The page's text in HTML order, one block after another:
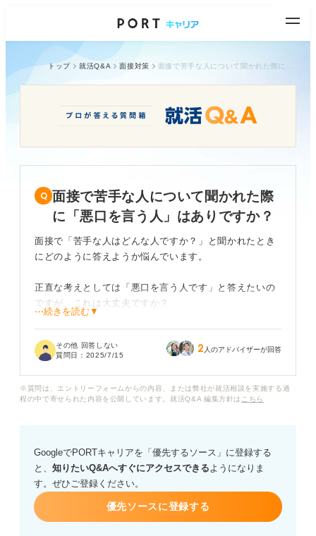
トップ 就活Q&A 面接対策
面接で苦手な人について聞かれた際
に「悪口を言う人」はありですか？
面接で「苦手な人はどんな人ですか？」と聞かれたとき
にどのように答えようか悩んでいます。
正直な考えとしては「悪口を言う人です」と答えたいの
ですが、これは大丈夫ですか？
人がいて、周囲の雰囲気が悪くなるのを何度も見てきま
⋯続きを読む▼
その他 回答しない
質問日： 2025/7/15 2 人のアドバイザーが回答
※質問は、エントリーフォームからの内容、または弊社が就活相談を実施する過
程の中で寄せられた内容を公開しています。就活Q&A 編集方針は こちら
GoogleでPORTキャリアを「優先するソース」に登録する
と、 知りたいQ&Aへすぐにアクセスできるようになりま
す。ぜひご登録ください。
優先ソースに登録する